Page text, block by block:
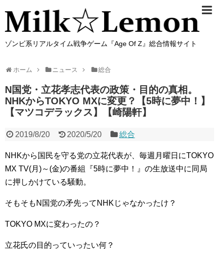
ゾンビ系リアルタイム戦争ゲーム『Age Of Z』総合情報サイト
ホーム ニュース 総合
N国党・立花孝志代表の政策・目的の真相。
NHKからTOKYO MXに変更？【5時に夢中！】
【マツコデラックス】【崎陽軒】
2019/8/20 2020/5/20 総合
NHKから国民を守る党の立花代表が、毎週月曜日にTOKYO
MX TV(月)～(金)の番組『5時に夢中！』の生放送中に同局
に押しかけている騒動。
そもそもN国党の矛先ってNHKじゃなかったけ？
TOKYO MXに変わったの？
立花氏の目的っていったい何？